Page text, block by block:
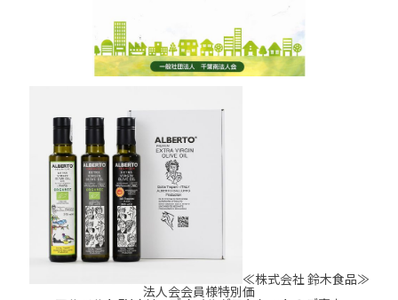
≪株式会社 鈴木食品≫
法人会会員様特別価